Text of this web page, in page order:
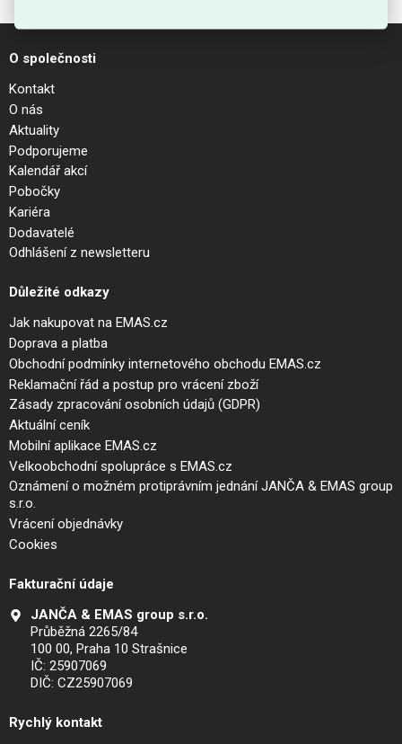
O společnosti
Kontakt
O nás
Aktuality
Podporujeme
Kalendář akcí
Pobočky
Kariéra
Dodavatelé
Odhlášení z newsletteru
Důležité odkazy
Jak nakupovat na EMAS.cz
Doprava a platba
Obchodní podmínky internetového obchodu EMAS.cz
Reklamační řád a postup pro vrácení zboží
Zásady zpracování osobních údajů (GDPR)
Aktuální ceník
Mobilní aplikace EMAS.cz
Velkoobchodní spolupráce s EMAS.cz
Oznámení o možném protiprávním jednání JANČA & EMAS group
s.r.o.
Vrácení objednávky
Cookies
Fakturační údaje
JANČA & EMAS group s.r.o.
Průběžná 2265/84
100 00, Praha 10 Strašnice
IČ: 25907069
DIČ: CZ25907069
Rychlý kontakt